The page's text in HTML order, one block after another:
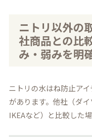
ニトリ以外の
社商品との比
み・弱みを明
ニトリの水はね防止ア
があります。他社（ダイ
IKEAなど）と比較した